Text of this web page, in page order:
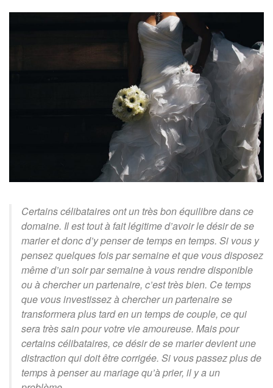
Certains célibataires ont un très bon équilibre dans ce
domaine. Il est tout à fait légitime d’avoir le désir de se
marier et donc d’y penser de temps en temps. Si vous y
pensez quelques fois par semaine et que vous disposez
même d’un soir par semaine à vous rendre disponible
ou à chercher un partenaire, c’est très bien. Ce temps
que vous investissez à chercher un partenaire se
transformera plus tard en un temps de couple, ce qui
sera très sain pour votre vie amoureuse. Mais pour
certains célibataires, ce désir de se marier devient une
distraction qui doit être corrigée. Si vous passez plus de
temps à penser au mariage qu’à prier, il y a un